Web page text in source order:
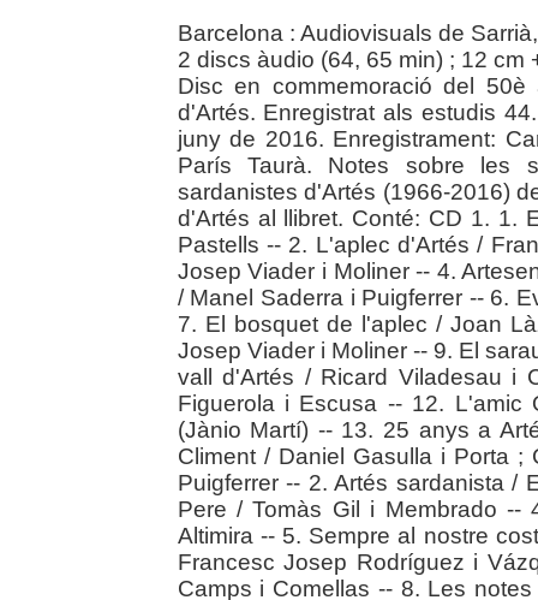
Barcelona : Audiovisuals de
2 discs àudio (64, 65 min) ; 12 cm
Disc en commemoració del
d'Artés. Enregistrat als estudis
juny de 2016. Enregistrament:
París Taurà. Notes sobre les
sardanistes d'Artés (1966-2016)
d'Artés al llibret. Conté: CD 1. 1.
Pastells -- 2. L'aplec d'Artés /
Josep Viader i Moliner -- 4.
/ Manel Saderra i Puigferrer -- 6.
7. El bosquet de l'aplec / Joan
Josep Viader i Moliner -- 9. El
vall d'Artés / Ricard Viladesau i
Figuerola i Escusa -- 12. L'amic
(Jànio Martí) -- 13. 25 anys a
Climent / Daniel Gasulla i Porta
Puigferrer -- 2. Artés sardanista /
Pere / Tomàs Gil i Membrado --
Altimira -- 5. Sempre al nostre
Francesc Josep Rodríguez i
Camps i Comellas -- 8. Les